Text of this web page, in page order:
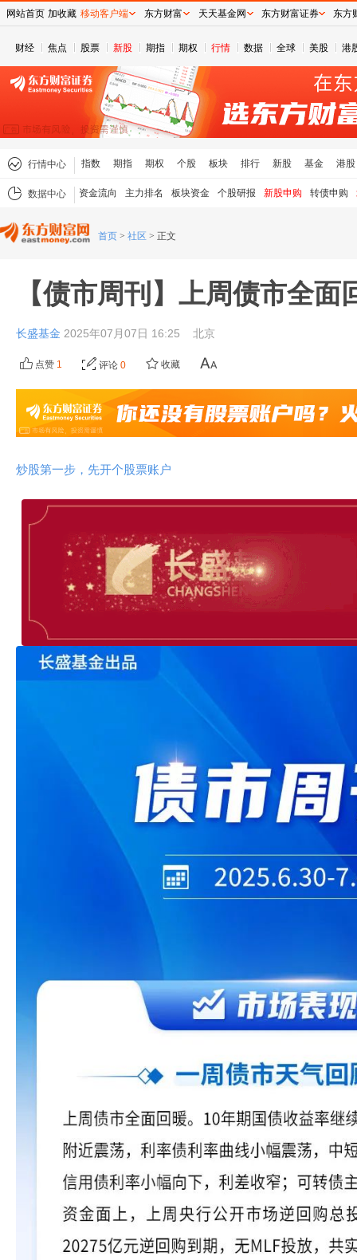
财经 焦点 股票 新股 期指 期权 行情 数据 全球 美股 港
行情中心 指数 期指 期权 个股 板块 排行 新股 基金 港股
数据中心 资金流向 主力排名 板块资金 个股研报 新股申购 转债申购
首页 > 社区 > 正文
【债市周刊】上周债市全面
长盛基金 2025年07月07日 16:25 北京
点赞 1 评论 0 收藏
炒股第一步，先开个股票账户
网站首页 加收藏 移动客户端 东方财富 天天基金网 东方财富证券 东方